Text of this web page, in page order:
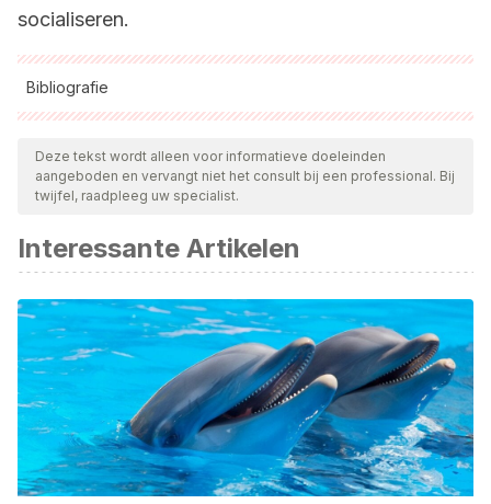
socialiseren.
Bibliografie
Alle aangehaalde bronnen zijn grondig gecontroleerd door
ons team om hun kwaliteit, betrouwbaarheid, actualiteit en
geldigheid te waarborgen. De bibliografie van dit artikel werd
APP Primadomus org
Deze tekst wordt alleen voor informatieve doeleinden
aangeboden en vervangt niet het consult bij een professional. Bij
twijfel, raadpleeg uw specialist.
Interessante Artikelen